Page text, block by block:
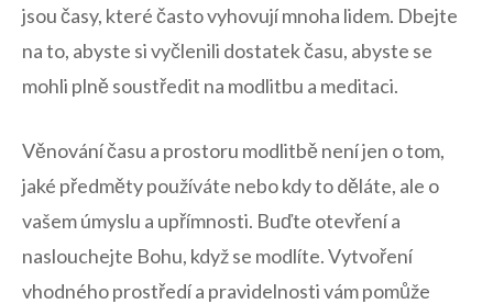
jsou časy, které často vyhovují mnoha lidem. Dbejte
⁢na to, abyste si vyčlenili dostatek času, abyste se
mohli plně soustředit na ⁢modlitbu a⁢ meditaci.
Věnování času ⁣a prostoru modlitbě není jen⁢ o tom,
jaké ⁤předměty používáte nebo kdy to děláte, ale o
vašem úmyslu a‌ upřímnosti. Buďte otevření a
naslouchejte Bohu,‌ když se modlíte. Vytvoření
vhodného ⁤prostředí a pravidelnosti vám ⁣pomůže